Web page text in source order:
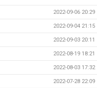
2022-09-06 20:29
2022-09-04 21:15
2022-09-03 20:11
2022-08-19 18:21
2022-08-03 17:32
2022-07-28 22:09